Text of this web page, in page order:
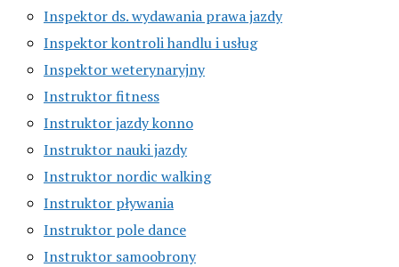
Inspektor ds. wydawania prawa jazdy
Inspektor kontroli handlu i usług
Inspektor weterynaryjny
Instruktor fitness
Instruktor jazdy konno
Instruktor nauki jazdy
Instruktor nordic walking
Instruktor pływania
Instruktor pole dance
Instruktor samoobrony